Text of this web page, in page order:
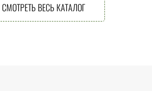
СМОТРЕТЬ ВЕСЬ КАТАЛОГ